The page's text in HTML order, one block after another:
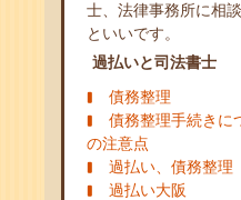
士、法律事務所に相
といいです。
過払いと司法書士
債務整理
債務整理手続きに
の注意点
過払い、債務整理
過払い大阪